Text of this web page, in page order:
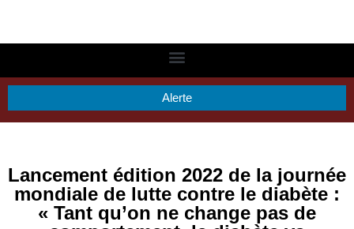
Alerte
Lancement édition 2022 de la journée
mondiale de lutte contre le diabète :
« Tant qu’on ne change pas de